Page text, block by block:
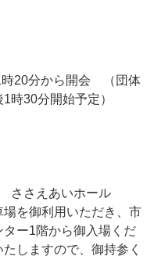
時20分から開会 （団体
時30分開始予定）
さえあいホール
を御利用いただき、市
ー1階から御入場くだ
しますので、御持参く